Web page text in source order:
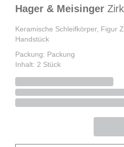
Hager & Meisinger
Keramische Schleifkörper, Figur
Handstück
Packung: Packung
Inhalt: 2 Stück